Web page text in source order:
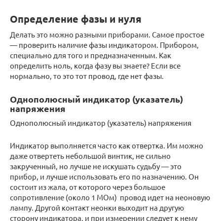
Определение фазы и нуля
Делать это можно разными приборами. Самое простое
— проверить наличие фазы индикатором. Прибором,
специально для того и предназначенным. Как
определить ноль, когда фазу вы знаете? Если все
нормально, то это тот провод, где нет фазы.
Однополюсный индикатор (указатель)
напряжения
Однополюсный индикатор (указатель) напряжения
Индикатор выполняется часто как отвертка. Им можно
даже отвертеть небольшой винтик, не сильно
закрученный, но лучше не искушать судьбу — это
прибор, и лучше использовать его по назначению. Он
состоит из жала, от которого через большое
сопротивление (около 1 МОм) провод идет на неоновую
лампу. Другой контакт неонки выходит на другую
сторону индикатора, и при измерении следует к нему